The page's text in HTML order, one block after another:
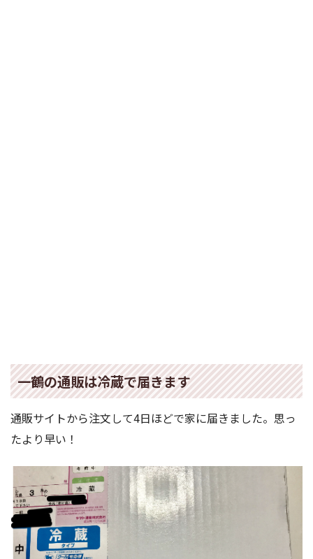
一鶴の通販は冷蔵で届きます
通販サイトから注文して4日ほどで家に届きました。思っ
たより早い！